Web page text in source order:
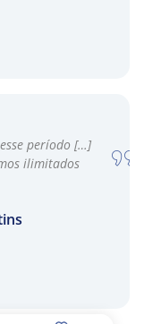
período […]
ilimitados